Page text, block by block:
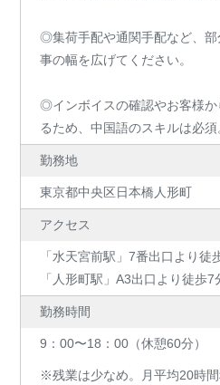
◎集荷手配や通関手配など、
事の幅を広げてください。
◎インボイスの確認やお客様か
るため、中国語のスキルは必須
勤務地
東京都中央区日本橋人形町
アクセス
「水天宮前駅」7番出口より徒
「人形町駅」A3出口より徒歩7
勤務時間
9：00〜18：00（休憩60分）
※残業は少なめ。月平均20時間